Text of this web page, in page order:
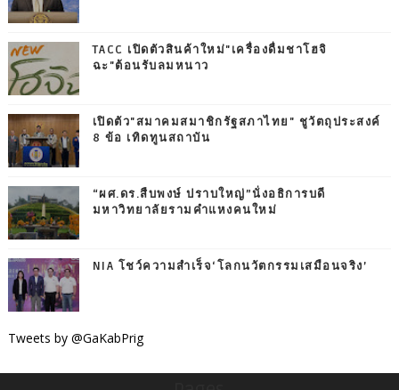
TACC เปิดตัวสินค้าใหม่"เครื่องดื่มชาโฮจิ
ฉะ"ต้อนรับลมหนาว
เปิดตัว"สมาคมสมาชิกรัฐสภาไทย" ชูวัตถุประสงค์
8 ข้อ เทิดทูนสถาบัน
“ผศ.ดร.สืบพงษ์ ปราบใหญ่”นั่งอธิการบดี
มหาวิทยาลัยรามคำแหงคนใหม่
NIA โชว์ความสำเร็จ‘โลกนวัตกรรมเสมือนจริง’
Tweets by @GaKabPrig